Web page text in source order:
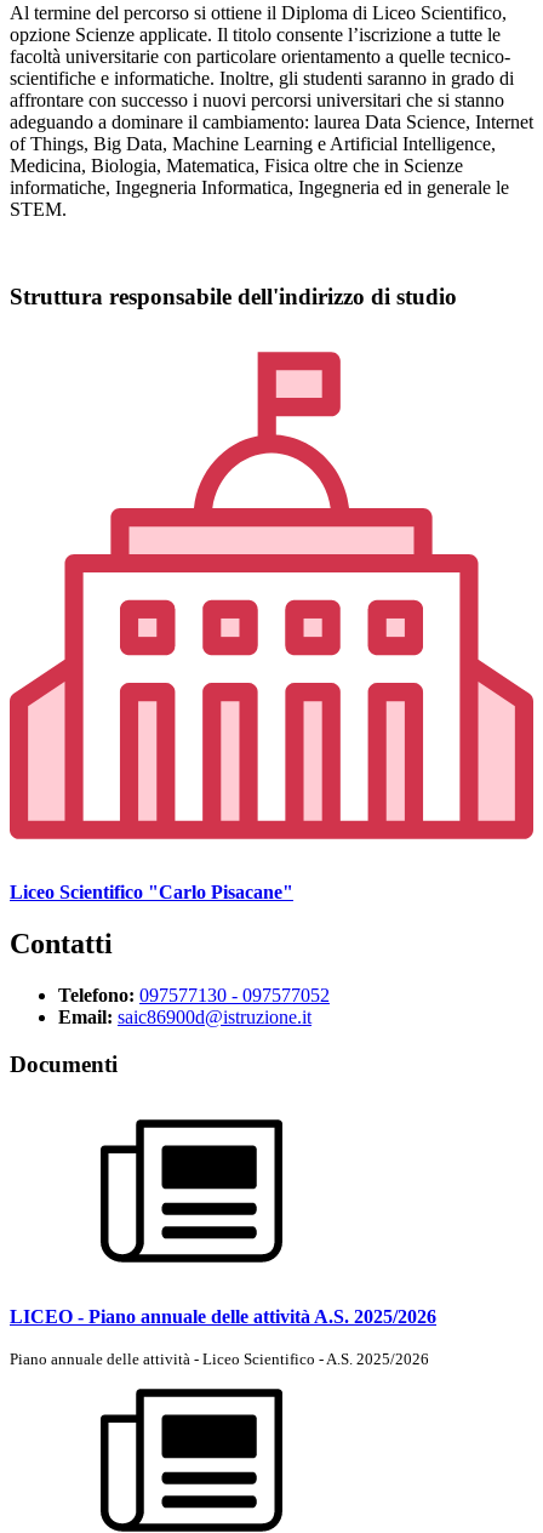
Al termine del percorso si ottiene il Diploma di Liceo Scientifico,
opzione Scienze applicate. Il titolo consente l’iscrizione a tutte le
facoltà universitarie con particolare orientamento a quelle tecnico-
scientifiche e informatiche. Inoltre, gli studenti saranno in grado di
affrontare con successo i nuovi percorsi universitari che si stanno
adeguando a dominare il cambiamento: laurea Data Science, Internet
of Things, Big Data, Machine Learning e Artificial Intelligence,
Medicina, Biologia, Matematica, Fisica oltre che in Scienze
informatiche, Ingegneria Informatica, Ingegneria ed in generale le
STEM.
Struttura responsabile dell'indirizzo di studio
Liceo Scientifico "Carlo Pisacane"
Contatti
Telefono: 097577130 - 097577052
Email: saic86900d@istruzione.it
Documenti
LICEO - Piano annuale delle attività A.S. 2025/2026
Piano annuale delle attività - Liceo Scientifico - A.S. 2025/2026